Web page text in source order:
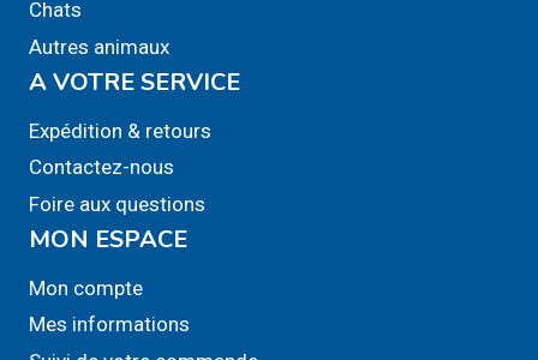
Chats
Autres animaux
A VOTRE SERVICE
Expédition & retours
Contactez-nous
Foire aux questions
MON ESPACE
Mon compte
Mes informations